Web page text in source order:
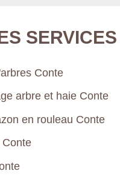
SERVICES
Conte
arbre et haie Conte
en rouleau Conte
Conte